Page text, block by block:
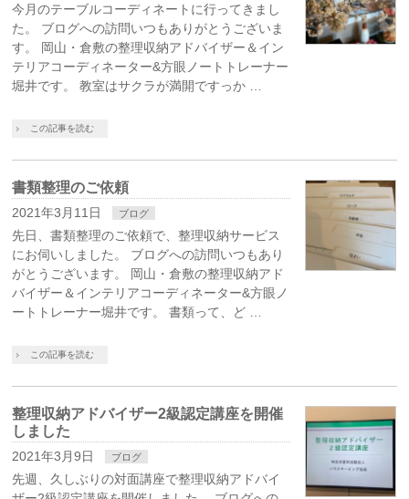
今月のテーブルコーディネートに行ってきまし
た。 ブログへの訪問いつもありがとうございま
す。 岡山・倉敷の整理収納アドバイザー＆イン
テリアコーディネーター&方眼ノートトレーナー
堀井です。 教室はサクラが満開ですっか …
この記事を読む
書類整理のご依頼
2021年3月11日 ブログ
先日、書類整理のご依頼で、整理収納サービス
にお伺いしました。 ブログへの訪問いつもあり
がとうございます。 岡山・倉敷の整理収納アド
バイザー＆インテリアコーディネーター&方眼ノ
ートトレーナー堀井です。 書類って、ど …
この記事を読む
整理収納アドバイザー2級認定講座を開催
しました
2021年3月9日 ブログ
先週、久しぶりの対面講座で整理収納アドバイ